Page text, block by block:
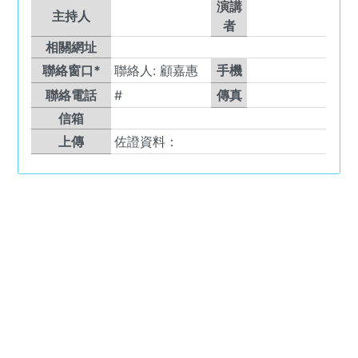
主持人
演講
者
相關網址
聯絡窗口*
聯絡人: 顧嘉惠
手機
聯絡電話
#
傳真
信箱
上傳
佐證資料：